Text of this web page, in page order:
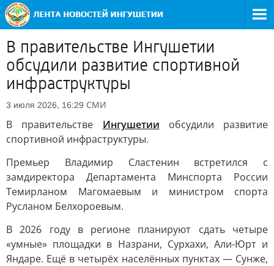
В правительстве Ингушетии
обсудили развитие спортивной
инфраструктуры
3 июля 2026, 16:29 СМИ
В правительстве Ингушетии обсудили развитие
спортивной инфраструктуры.
Премьер Владимир Сластенин встретился с
замдиректора Департамента Минспорта России
Темирланом Магомаевым и министром спорта
Русланом Белхороевым.
В 2026 году в регионе планируют сдать четыре
«умные» площадки в Назрани, Сурхахи, Али-Юрт и
Яндаре. Ещё в четырёх населённых пунктах — Сунже,